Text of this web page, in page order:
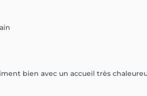
bien avec un accueil très